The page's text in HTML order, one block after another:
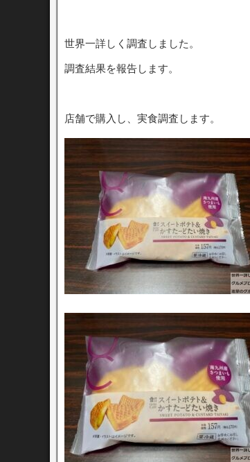
世界一詳しく調査しました。
調査結果を報告します。
店舗で購入し、実食調査します。